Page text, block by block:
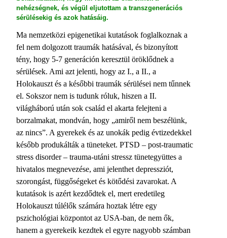
nehézségnek, és végül eljutottam a transzgenerációs
sérülésekig és azok hatásáig.
Ma nemzetközi epigenetikai kutatások foglalkoznak a
fel nem dolgozott traumák hatásával, és bizonyított
tény, hogy 5-7 generáción keresztül öröklődnek a
sérülések. Ami azt jelenti, hogy az I., a II., a
Holokauszt és a későbbi traumák sérülései nem tűnnek
el. Sokszor nem is tudunk róluk, hiszen a II.
világháború után sok család el akarta felejteni a
borzalmakat, mondván, hogy „amiről nem beszélünk,
az nincs”. A gyerekek és az unokák pedig évtizedekkel
később produkálták a tüneteket. PTSD – post-traumatic
stress disorder – trauma-utáni stressz tünetegyüttes a
hivatalos megnevezése, ami jelenthet depressziót,
szorongást, függőségeket és kötődési zavarokat. A
kutatások is azért kezdődtek el, mert eredetileg
Holokauszt túlélők számára hoztak létre egy
pszichológiai központot az USA-ban, de nem ők,
hanem a gyerekeik kezdtek el egyre nagyobb számban